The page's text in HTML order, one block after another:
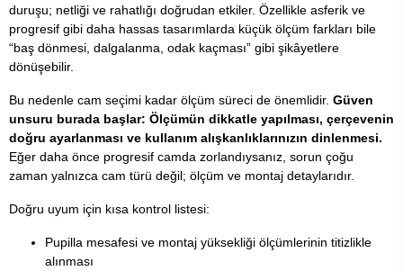
duruşu; netliği ve rahatlığı doğrudan etkiler. Özellikle asferik ve
progresif gibi daha hassas tasarımlarda küçük ölçüm farkları bile
“baş dönmesi, dalgalanma, odak kaçması” gibi şikâyetlere
dönüşebilir.
Bu nedenle cam seçimi kadar ölçüm süreci de önemlidir. Güven
unsuru burada başlar: Ölçümün dikkatle yapılması, çerçevenin
doğru ayarlanması ve kullanım alışkanlıklarınızın dinlenmesi.
Eğer daha önce progresif camda zorlandıysanız, sorun çoğu
zaman yalnızca cam türü değil; ölçüm ve montaj detaylarıdır.
Doğru uyum için kısa kontrol listesi:
Pupilla mesafesi ve montaj yüksekliği ölçümlerinin titizlikle
alınması